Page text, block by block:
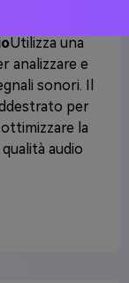
AI
Utilizza una
analizzare e
sonori. Il
per
la
audio